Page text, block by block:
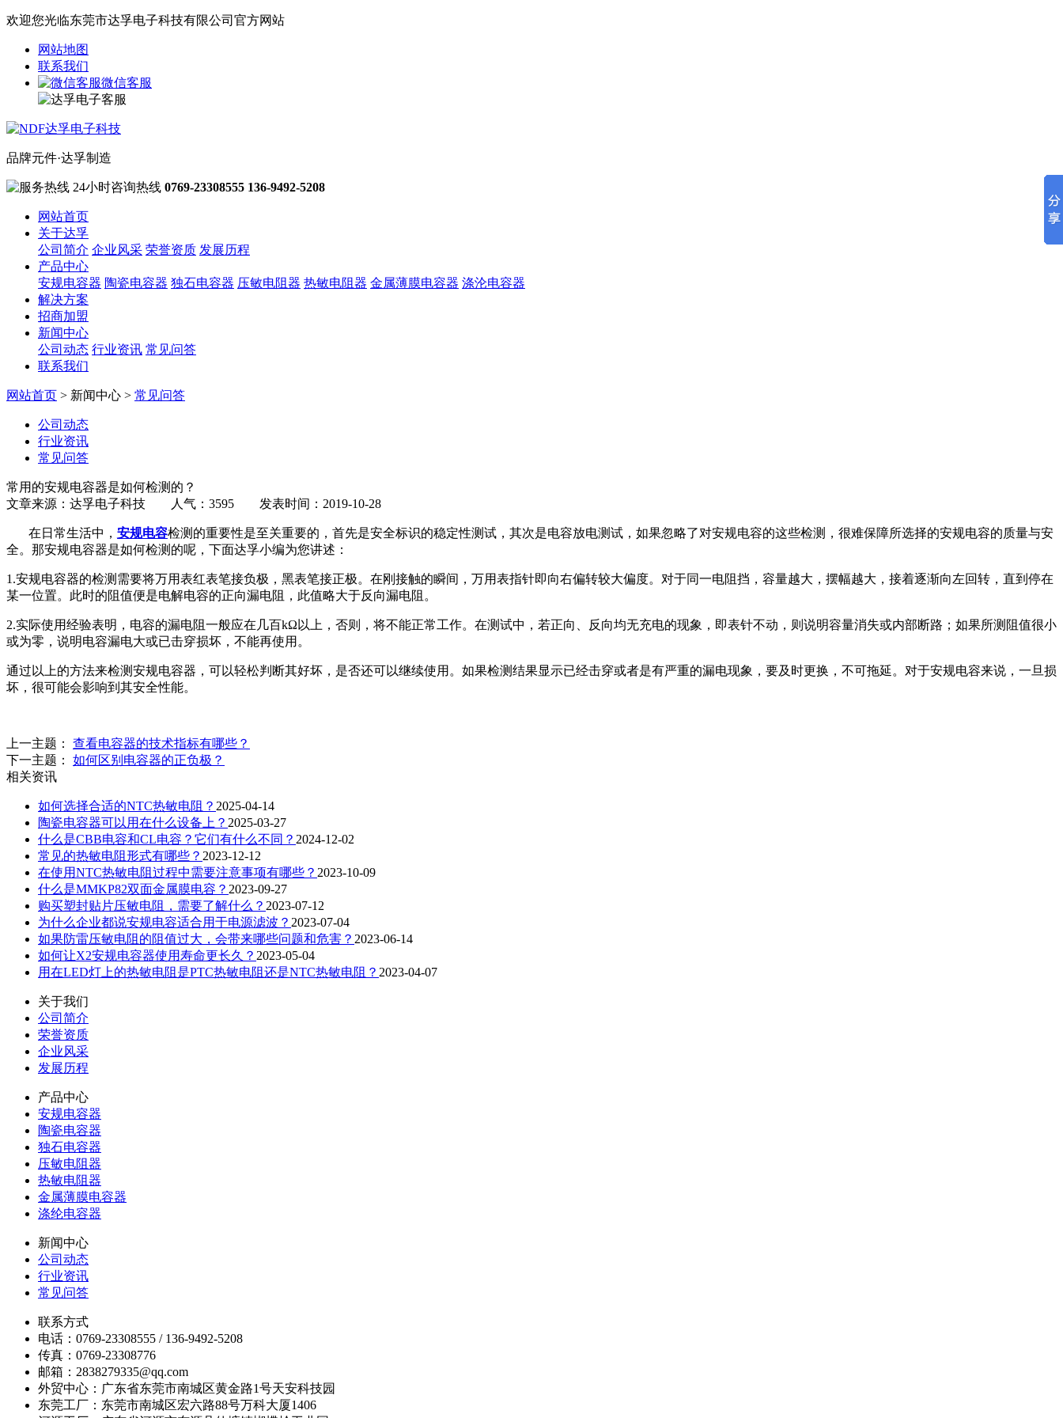
欢迎您光临东莞市达孚电子科技有限公司官方网站
网站地图
联系我们
微信客服
品牌元件·达孚制造
24小时咨询热线 0769-23308555 136-9492-5208
网站首页
关于达孚
公司简介 企业风采 荣誉资质 发展历程
产品中心
安规电容器 陶瓷电容器 独石电容器 压敏电阻器 热敏电阻器 金属薄膜电容器 涤沦电容器
解决方案
招商加盟
新闻中心
公司动态 行业资讯 常见问答
联系我们
网站首页 > 新闻中心 > 常见问答
公司动态
行业资讯
常见问答
常用的安规电容器是如何检测的？
文章来源：达孚电子科技 人气：3595 发表时间：2019-10-28
在日常生活中， 安规电容检测的重要性是至关重要的，首先是安全标识的稳定性测试，其次是电容放电测试，如果忽略了对安规电容的这些检测，很难保障所选择的安规电容的质量与安
全。那安规电容器是如何检测的呢，下面达孚小编为您讲述：
1.安规电容器的检测需要将万用表红表笔接负极，黑表笔接正极。在刚接触的瞬间，万用表指针即向右偏转较大偏度。对于同一电阻挡，容量越大，摆幅越大，接着逐渐向左回转，直到停在
某一位置。此时的阻值便是电解电容的正向漏电阻，此值略大于反向漏电阻。
2.实际使用经验表明，电容的漏电阻一般应在几百kΩ以上，否则，将不能正常工作。在测试中，若正向、反向均无充电的现象，即表针不动，则说明容量消失或内部断路；如果所测阻值很小
或为零，说明电容漏电大或已击穿损坏，不能再使用。
通过以上的方法来检测安规电容器，可以轻松判断其好坏，是否还可以继续使用。如果检测结果显示已经击穿或者是有严重的漏电现象，要及时更换，不可拖延。对于安规电容来说，一旦损
坏，很可能会影响到其安全性能。
上一主题： 查看电容器的技术指标有哪些？
下一主题： 如何区别电容器的正负极？
相关资讯
如何选择合适的NTC热敏电阻？ 2025-04-14
陶瓷电容器可以用在什么设备上？ 2025-03-27
什么是CBB电容和CL电容？它们有什么不同？ 2024-12-02
常见的热敏电阻形式有哪些？ 2023-12-12
在使用NTC热敏电阻过程中需要注意事项有哪些？ 2023-10-09
什么是MMKP82双面金属膜电容？ 2023-09-27
购买塑封贴片压敏电阻，需要了解什么？ 2023-07-12
为什么企业都说安规电容适合用于电源滤波？ 2023-07-04
如果防雷压敏电阻的阻值过大，会带来哪些问题和危害？ 2023-06-14
如何让X2安规电容器使用寿命更长久？ 2023-05-04
用在LED灯上的热敏电阻是PTC热敏电阻还是NTC热敏电阻？ 2023-04-07
关于我们
公司简介
荣誉资质
企业风采
发展历程
产品中心
安规电容器
陶瓷电容器
独石电容器
压敏电阻器
热敏电阻器
金属薄膜电容器
涤纶电容器
新闻中心
公司动态
行业资讯
常见问答
联系方式
电话：0769-23308555 / 136-9492-5208
传真：0769-23308776
邮箱：2838279335@qq.com
外贸中心：广东省东莞市南城区黄金路1号天安科技园
东莞工厂：东莞市南城区宏六路88号万科大厦1406